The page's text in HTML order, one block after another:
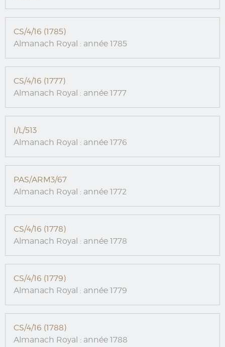
CS/4/16 (1785)
Almanach Royal : année 1785
CS/4/16 (1777)
Almanach Royal : année 1777
I/L/513
Almanach Royal : année 1776
PAS/ARM3/67
Almanach Royal : année 1772
CS/4/16 (1778)
Almanach Royal : année 1778
CS/4/16 (1779)
Almanach Royal : année 1779
CS/4/16 (1788)
Almanach Royal : année 1788